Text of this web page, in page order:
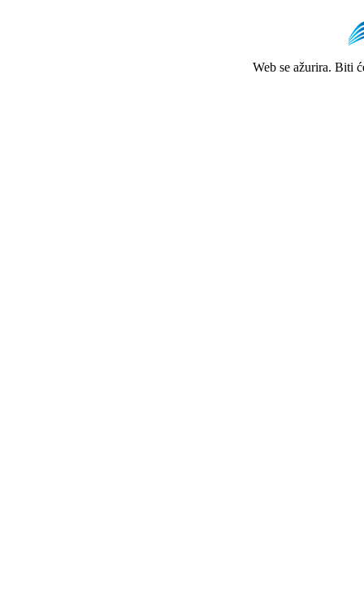
Web se ažurira. Biti